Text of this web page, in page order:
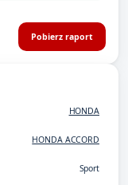
Pobierz raport
HONDA
HONDA ACCORD
Sport